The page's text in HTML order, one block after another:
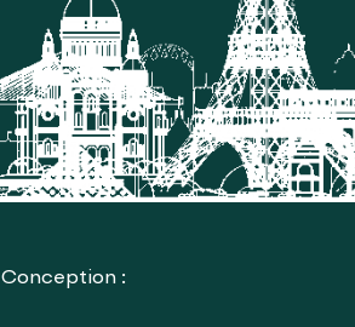
| Conception :